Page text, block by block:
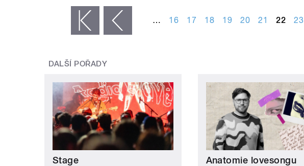
‹ předchozí … 16 17 18 19 20 21 22 23
DALŠÍ POŘADY
Stage Anatomie lovesongu